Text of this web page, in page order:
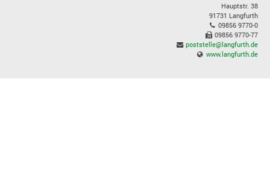
Hauptstr. 38
91731 Langfurth
09856 9770-0
09856 9770-77
poststelle@langfurth.de
www.langfurth.de